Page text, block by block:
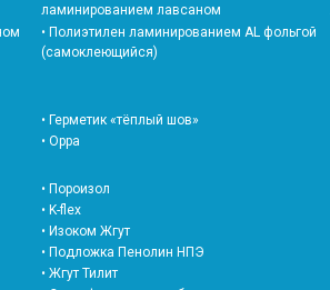
ламинированием лавсаном
• Полиэтилен ламинированием AL фольгой
(самоклеющийся)
• Герметик «тёплый шов»
• Oppa
• Пороизол
• K-flex
• Изоком Жгут
• Подложка Пенолин НПЭ
• Жгут Тилит